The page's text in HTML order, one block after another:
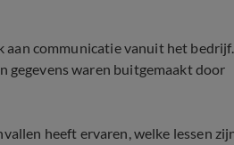
aan communicatie vanuit het bedrijf.
gegevens waren buitgemaakt door
heeft ervaren, welke lessen